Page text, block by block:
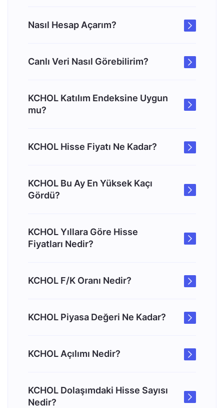
Nasıl Hesap Açarım?
Canlı Veri Nasıl Görebilirim?
KCHOL Katılım Endeksine Uygun
mu?
KCHOL Hisse Fiyatı Ne Kadar?
KCHOL Bu Ay En Yüksek Kaçı
Gördü?
KCHOL Yıllara Göre Hisse
Fiyatları Nedir?
KCHOL F/K Oranı Nedir?
KCHOL Piyasa Değeri Ne Kadar?
KCHOL Açılımı Nedir?
KCHOL Dolaşımdaki Hisse Sayısı
Nedir?